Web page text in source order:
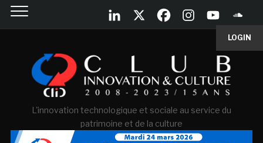
LOGIN
L'innovation technologique et sociale au service du
patrimoine et de la culture